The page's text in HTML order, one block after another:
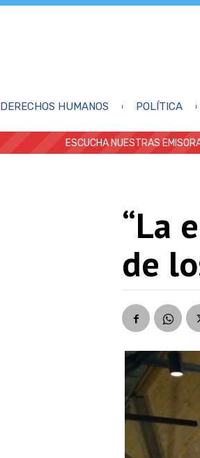
DERECHOS HUMANOS POLÍTICA
ESCUCHA NUESTRAS
“La
de